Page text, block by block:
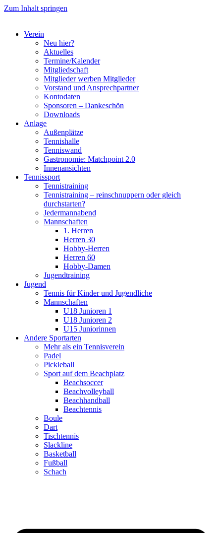
Zum Inhalt springen
Verein
Neu hier?
Aktuelles
Termine/Kalender
Mitgliedschaft
Mitglieder werben Mitglieder
Vorstand und Ansprechpartner
Kontodaten
Sponsoren – Dankeschön
Downloads
Anlage
Außenplätze
Tennishalle
Tenniswand
Gastronomie: Matchpoint 2.0
Innenansichten
Tennissport
Tennistraining
Tennistraining – reinschnuppern oder gleich
durchstarten?
Jedermannabend
Mannschaften
1. Herren
Herren 30
Hobby-Herren
Herren 60
Hobby-Damen
Jugendtraining
Jugend
Tennis für Kinder und Jugendliche
Mannschaften
U18 Junioren 1
U18 Junioren 2
U15 Juniorinnen
Andere Sportarten
Mehr als ein Tennisverein
Padel
Pickleball
Sport auf dem Beachplatz
Beachsoccer
Beachvolleyball
Beachhandball
Beachtennis
Boule
Dart
Tischtennis
Slackline
Basketball
Fußball
Schach